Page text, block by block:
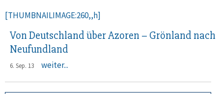
[THUMBNAILIMAGE:260,,h]
Von Deutschland über Azoren – Grönland nach
Neufundland
6. Sep. 13 weiter...